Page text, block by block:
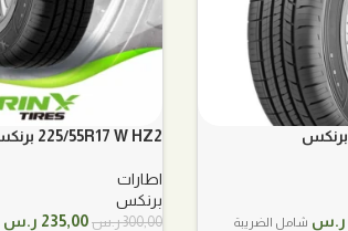
ر.س السعر
شامل الضريبة
225/55R17 W HZ2 برنكس
اطارات
برنكس
300,00ر.س السعر
235,00 ر.س